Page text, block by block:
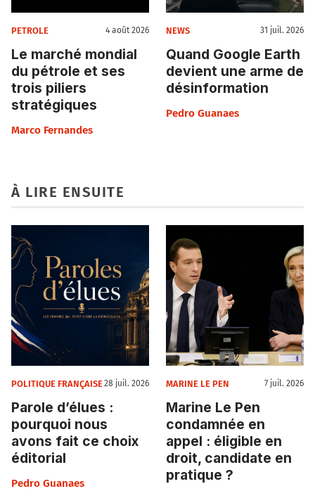
PETROLE 4 août 2026
Le marché mondial
du pétrole et ses
trois piliers
stratégiques
Marco Fernandes
NEWS 31 juil. 2026
Quand Google Earth
devient une arme de
désinformation
Pedro Guanaes
À LIRE ENSUITE
POLITIQUE FRANÇAISE28 juil. 2026
Parole d’élues :
pourquoi nous
avons fait ce choix
éditorial
Pedro Guanaes
MARINE LE PEN 7 juil. 2026
Marine Le Pen
condamnée en
appel : éligible en
droit, candidate en
pratique ?